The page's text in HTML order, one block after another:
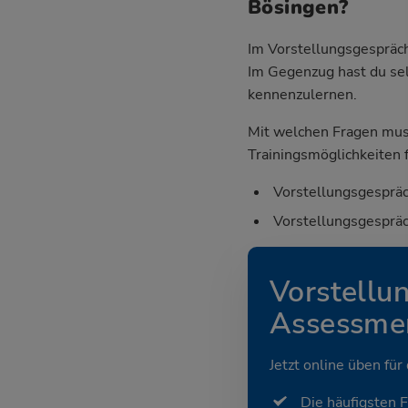
Bösingen?
Im
Im Gegenzug hast du
kennenzulernen.
Mit welchen Fragen
Trainingsmöglichkeiten
Jetzt online üben für
Die häufigsten